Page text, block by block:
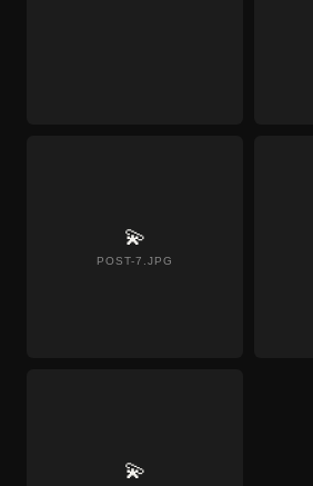
💫
POST-7.JPG
💫